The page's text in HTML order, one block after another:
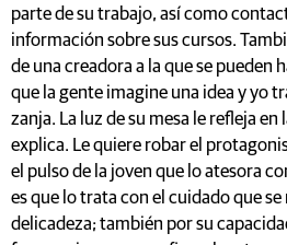
parte de su trabajo, así como
información sobre sus cursos.
de una creadora a la que se pueden
que la gente imagine una idea y yo
zanja. La luz de su mesa le refleja
explica. Le quiere robar el
el pulso de la joven que lo atesora
es que lo trata con el cuidado que
delicadeza; también por su